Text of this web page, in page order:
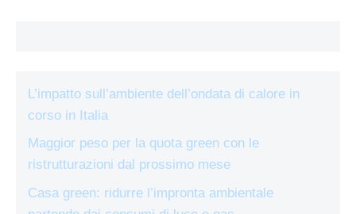
L’impatto sull’ambiente dell’ondata di calore in
corso in Italia
Maggior peso per la quota green con le
ristrutturazioni dal prossimo mese
Casa green: ridurre l’impronta ambientale